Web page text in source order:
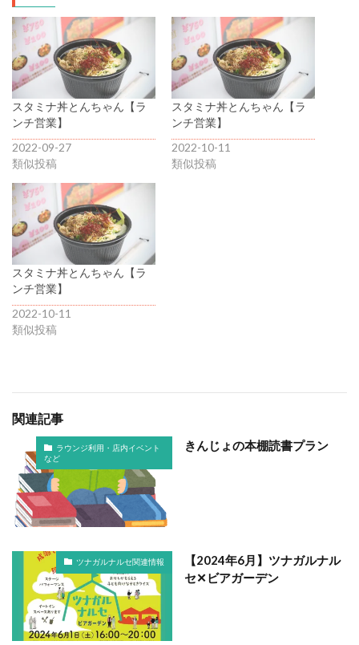
スタミナ丼とんちゃん【ラ
ンチ営業】
2022-09-27
類似投稿
スタミナ丼とんちゃん【ラ
ンチ営業】
2022-10-11
類似投稿
スタミナ丼とんちゃん【ラ
ンチ営業】
2022-10-11
類似投稿
関連記事
ラウンジ利用・店内イベント
など
きんじょの本棚読書プラン
ツナガルナルセ関連情報
【2024年6月】ツナガルナル
セ✕ビアガーデン